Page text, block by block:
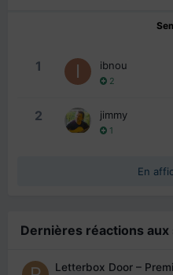
1 ibnou
2
2 jimmy
1
En
Dernières réactions aux
Letterbox Door –